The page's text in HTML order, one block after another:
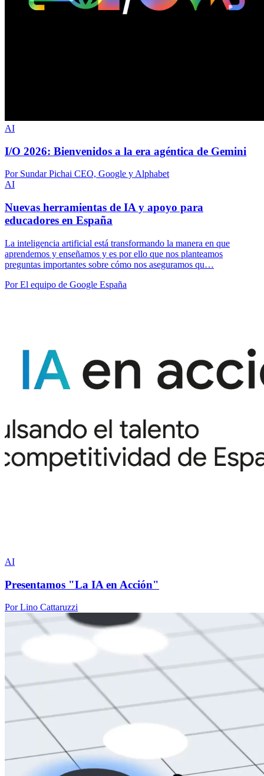
AI
I/O 2026: Bienvenidos a la era agéntica de Gemini
Por Sundar Pichai CEO, Google y Alphabet
AI
Nuevas herramientas de IA y apoyo para
educadores en España
La inteligencia artificial está transformando la manera en que
aprendemos y enseñamos y es por ello que nos planteamos
preguntas importantes sobre cómo nos aseguramos qu…
Por El equipo de Google España
AI
Presentamos "La IA en Acción"
Por Lino Cattaruzzi